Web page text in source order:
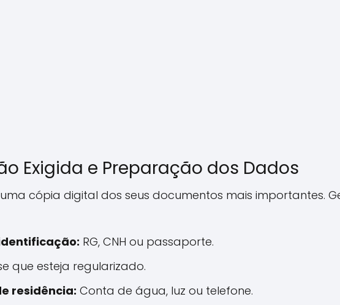
Exigida e Preparação dos Dados
cópia digital dos seus documentos mais importantes.
RG, CNH ou passaporte.
que esteja regularizado.
residência: Conta de água, luz ou telefone.